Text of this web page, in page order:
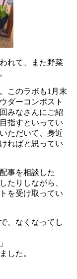
れて、また野菜
このラボも1月末
ダーコンポスト
みなさんにご紹
指すといってい
ただいて、身近
ればと思ってい
事を相談した
たりしながら、
を受け取ってい
、なくなってし
した。